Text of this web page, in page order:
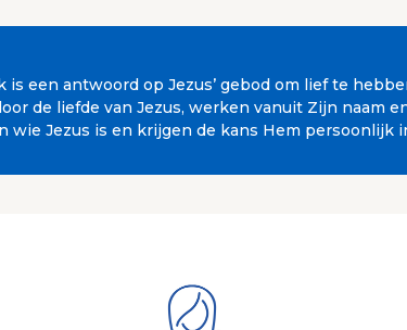
een antwoord op Jezus’ gebod om lief te
de liefde van Jezus, werken vanuit Zijn naam
Jezus is en krijgen de kans Hem persoonlijk